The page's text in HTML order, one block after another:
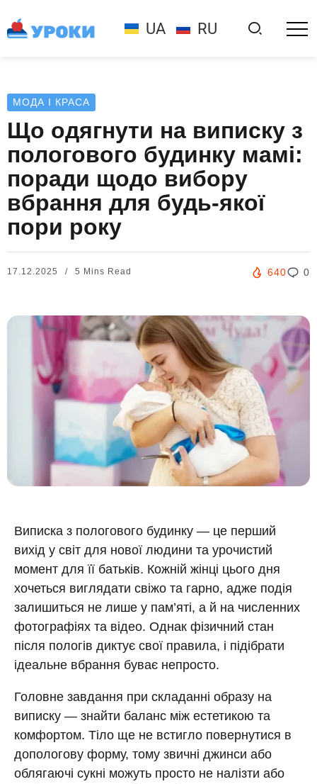
UA RU
МОДА І КРАСА
Що одягнути на виписку з
пологового будинку мамі:
поради щодо вибору
вбрання для будь-якої
пори року
17.12.2025 5 Mins Read 640 0
Виписка з пологового будинку — це перший
вихід у світ для нової людини та урочистий
момент для її батьків. Кожній жінці цього дня
хочеться виглядати свіжо та гарно, адже подія
залишиться не лише у пам’яті, а й на численних
фотографіях та відео. Однак фізичний стан
після пологів диктує свої правила, і підібрати
ідеальне вбрання буває непросто.
Головне завдання при складанні образу на
виписку — знайти баланс між естетикою та
комфортом. Тіло ще не встигло повернутися в
допологову форму, тому звичні джинси або
облягаючі сукні можуть просто не налізти або